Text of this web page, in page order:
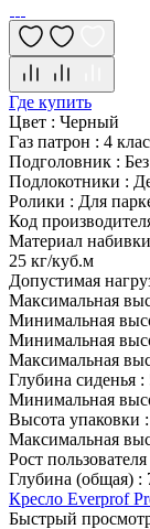
Где купить
Цвет : Черный
Газ патрон : 4
Подголовник :
Подлокотники :
Ролики : Для
Код
Материал набивки
25 кг/куб.м
Допустимая
Максимальная
Минимальная
Минимальная
Максимальная
Глубина сиденья :
Минимальная
Высота упаковки :
Максимальная
Рост пользователя
Глубина (общая) :
Кресло Everprof
Быстрый